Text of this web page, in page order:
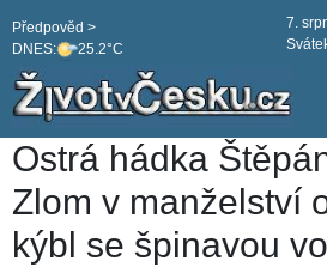
DNES: 25.2°C
Předpověd >
7.
Ostrá hádka
Zlom v manželství
kýbl se špinavou